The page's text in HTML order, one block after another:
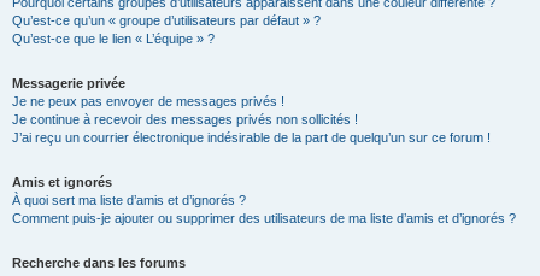
Qu’est-ce qu’un « groupe d’utilisateurs par défaut » ?
Qu’est-ce que le lien « L’équipe » ?
Messagerie privée
Je ne peux pas envoyer de messages privés !
Je continue à recevoir des messages privés non sollicités !
J’ai reçu un courrier électronique indésirable de la part de quelqu’un sur ce forum !
Amis et ignorés
À quoi sert ma liste d’amis et d’ignorés ?
Comment puis-je ajouter ou supprimer des utilisateurs de ma liste d’amis et d’ignorés ?
Recherche dans les forums